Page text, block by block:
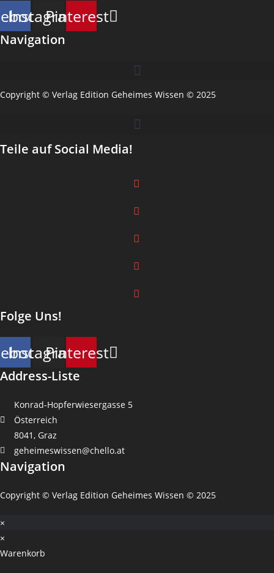
Instagram
Pinterest
Navigation
Copyright © Verlag Edition Geheimes Wissen © 2025
Teile auf Social Media!
Folge Uns!
Instagram
Pinterest
Address-Liste
Konrad-Hopferwiesergasse 5
Österreich
8041, Graz
geheimeswissen@chello.at
Navigation
Copyright © Verlag Edition Geheimes Wissen © 2025
×
×
Warenkorb